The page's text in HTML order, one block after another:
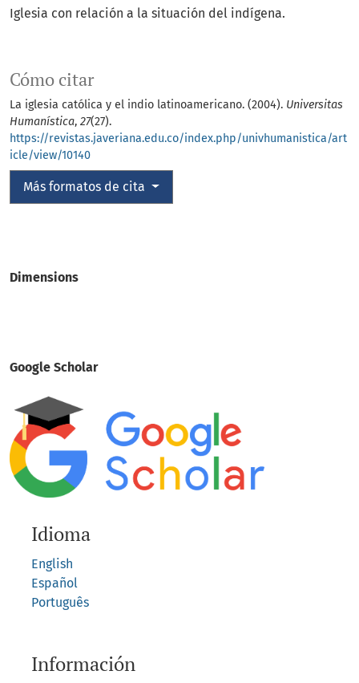
Cómo citar
La iglesia católica y el indio latinoamericano. (2004). Universitas
Humanística, 27(27).
https://revistas.javeriana.edu.co/index.php/univhumanistica/art
icle/view/10140
Más formatos de cita
Dimensions
Google Scholar
Idioma
English
Español
Português
Información
Iglesia con relación a la situación del indígena.